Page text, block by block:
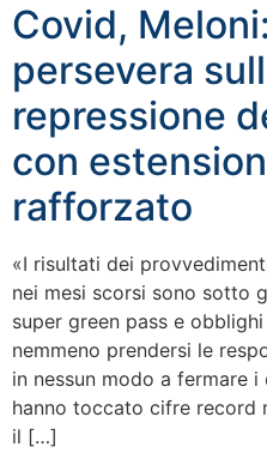
Covid,
persevera
repressione
con
rafforzato
«I risultati dei
nei mesi scorsi sono sotto
super green pass e
nemmeno prendersi le
in nessun modo a fermare
hanno toccato cifre record
il […]